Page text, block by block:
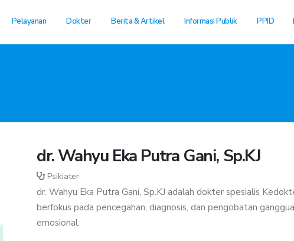
Pelayanan Dokter Berita & Artikel Informasi Publik PPID
dr. Wahyu Eka Putra Gani, Sp.KJ
Psikiater
dr. Wahyu Eka Putra Gani, Sp.KJ adalah dokter spesialis
berfokus pada pencegahan, diagnosis, dan pengobatan
emosional.